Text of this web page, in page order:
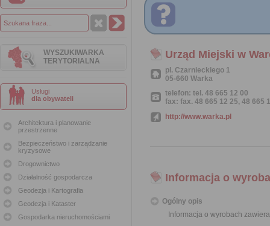
WYSZUKIWARKA
TERYTORIALNA
Usługi
dla obywateli
Architektura i planowanie
przestrzenne
Bezpieczeństwo i zarządzanie
kryzysowe
Drogownictwo
Działalność gospodarcza
Geodezja i Kartografia
Geodezja i Kataster
Gospodarka nieruchomościami
Urząd Miejski w
pl. Czarnieckiego 1
05-660 Warka
telefon: tel. 48 665 12 00
fax: fax. 48 665 12 25, 48 665
http://www.warka.pl
Informacja o
Ogólny opis
Informacja o wyrobach